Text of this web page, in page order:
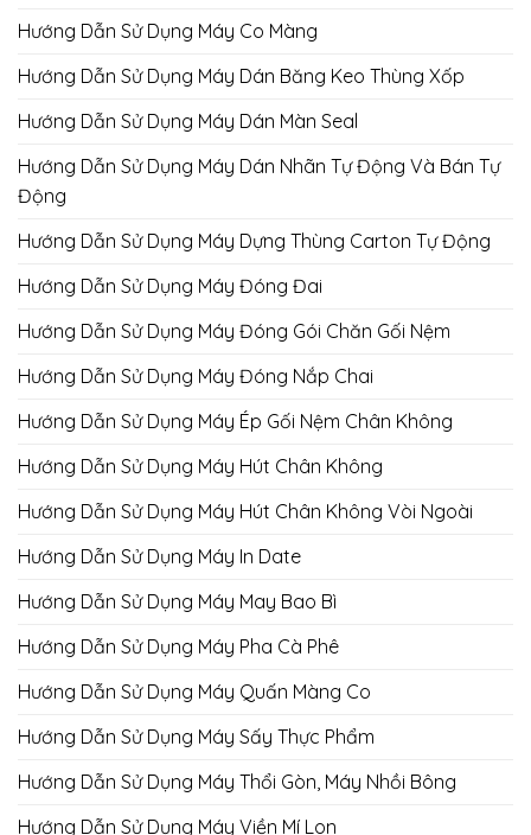
Hướng Dẫn Sử Dụng Máy Co Màng
Hướng Dẫn Sử Dụng Máy Dán Băng Keo Thùng Xốp
Hướng Dẫn Sử Dụng Máy Dán Màn Seal
Hướng Dẫn Sử Dụng Máy Dán Nhãn Tự Động Và Bán Tự
Động
Hướng Dẫn Sử Dụng Máy Dựng Thùng Carton Tự Động
Hướng Dẫn Sử Dụng Máy Đóng Đai
Hướng Dẫn Sử Dụng Máy Đóng Gói Chăn Gối Nệm
Hướng Dẫn Sử Dụng Máy Đóng Nắp Chai
Hướng Dẫn Sử Dụng Máy Ép Gối Nệm Chân Không
Hướng Dẫn Sử Dụng Máy Hút Chân Không
Hướng Dẫn Sử Dụng Máy Hút Chân Không Vòi Ngoài
Hướng Dẫn Sử Dụng Máy In Date
Hướng Dẫn Sử Dụng Máy May Bao Bì
Hướng Dẫn Sử Dụng Máy Pha Cà Phê
Hướng Dẫn Sử Dụng Máy Quấn Màng Co
Hướng Dẫn Sử Dụng Máy Sấy Thực Phẩm
Hướng Dẫn Sử Dụng Máy Thổi Gòn, Máy Nhồi Bông
Hướng Dẫn Sử Dụng Máy Viền Mí Lon